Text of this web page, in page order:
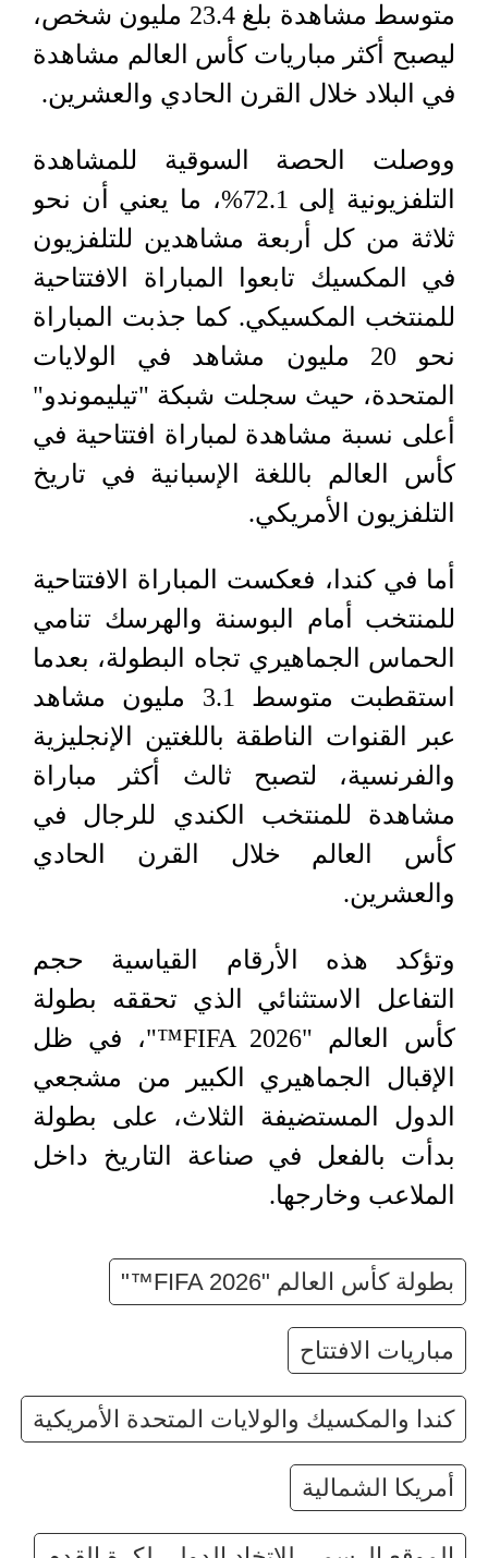
متوسط مشاهدة بلغ 23.4 مليون شخص،
ليصبح أكثر مباريات كأس العالم مشاهدة
في البلاد خلال القرن الحادي والعشرين.
ووصلت الحصة السوقية للمشاهدة
التلفزيونية إلى 72.1%، ما يعني أن نحو
ثلاثة من كل أربعة مشاهدين للتلفزيون
في المكسيك تابعوا المباراة الافتتاحية
للمنتخب المكسيكي. كما جذبت المباراة
نحو 20 مليون مشاهد في الولايات
المتحدة، حيث سجلت شبكة "تيليموندو"
أعلى نسبة مشاهدة لمباراة افتتاحية في
كأس العالم باللغة الإسبانية في تاريخ
التلفزيون الأمريكي.
أما في كندا، فعكست المباراة الافتتاحية
للمنتخب أمام البوسنة والهرسك تنامي
الحماس الجماهيري تجاه البطولة، بعدما
استقطبت متوسط 3.1 مليون مشاهد
عبر القنوات الناطقة باللغتين الإنجليزية
والفرنسية، لتصبح ثالث أكثر مباراة
مشاهدة للمنتخب الكندي للرجال في
كأس العالم خلال القرن الحادي
والعشرين.
وتؤكد هذه الأرقام القياسية حجم
التفاعل الاستثنائي الذي تحققه بطولة
كأس العالم "FIFA 2026™"، في ظل
الإقبال الجماهيري الكبير من مشجعي
الدول المستضيفة الثلاث، على بطولة
بدأت بالفعل في صناعة التاريخ داخل
الملاعب وخارجها.
بطولة كأس العالم "FIFA 2026™"
مباريات الافتتاح
كندا والمكسيك والولايات المتحدة الأمريكية
أمريكا الشمالية